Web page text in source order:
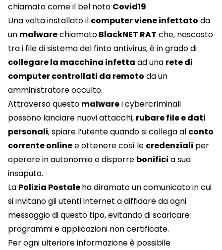
chiamato come il bel noto Covid19.
Una volta installato il computer viene infettato da
un malwarechiamatoBlackNET RAT che, nascosto
tra i file di sistema del finto antivirus, è in grado di
collegare la macchina infetta ad una rete di
computer controllati da remoto da un
amministratore occulto.
Attraverso questo malwarei cybercriminali
possono lanciare nuovi attacchi, rubare file e dati
personali, spiare l’utente quando si collega al conto
corrente onlinee ottenere così le credenziali per
operare in autonomia e disporre bonifici a sua
insaputa.
La Polizia Postaleha diramato un comunicato in cui
si invitano gli utenti internet a diffidare da ogni
messaggio di questo tipo, evitando di scaricare
programmi e applicazioni non certificate.
Per ogni ulteriore informazione è possibile